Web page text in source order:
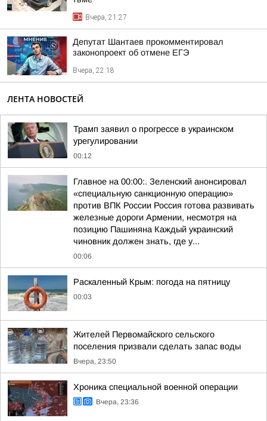
Вчера, 21:27
Депутат Шантаев прокомментировал
законопроект об отмене ЕГЭ
Вчера, 22:18
ЛЕНТА НОВОСТЕЙ
Трамп заявил о прогрессе в украинском
урегулировании
00:12
Главное на 00:00:. Зеленский анонсировал
«специальную санкционную операцию»
против ВПК России Россия готова развивать
железные дороги Армении, несмотря на
позицию Пашиняна Каждый украинский
чиновник должен знать, где у...
00:06
Раскаленный Крым: погода на пятницу
00:03
Жителей Первомайского сельского
поселения призвали сделать запас воды
Вчера, 23:50
Хроника специальной военной операции
Вчера, 23:36